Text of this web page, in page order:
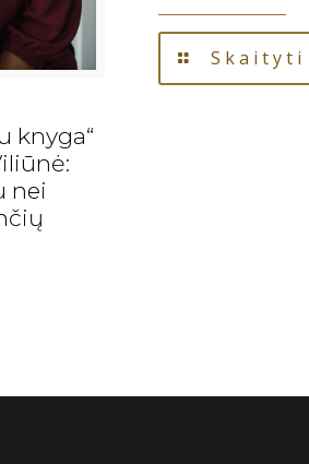
knyga“
nei
Skaityti